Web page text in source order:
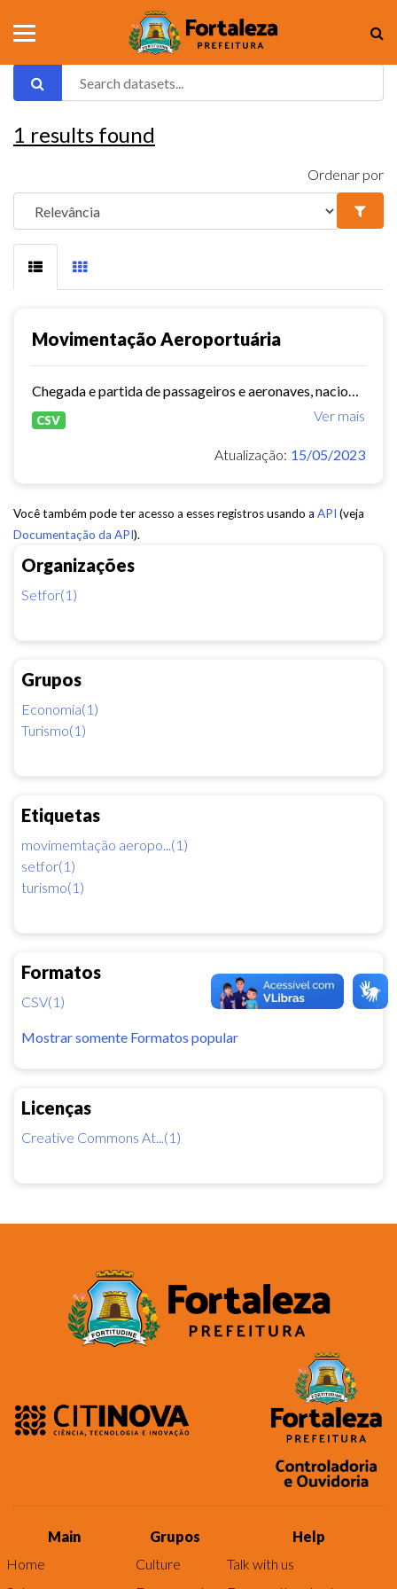
Organizações
Setfor(1)
Grupos
Economia(1)
Turismo(1)
Etiquetas
movimemtação aeropo...(1)
setfor(1)
turismo(1)
Formatos
CSV(1)
Mostrar somente Formatos popular
Licenças
Creative Commons At...(1)
1 results found
Ordenar por
Movimentação Aeroportuária
Ver mais
CSV
Atualização: 15/05/2023
Você também pode ter acesso a esses registros usando a API (veja
Documentação da API).
Main
Home
Grupos
Culture
Help
Talk with us